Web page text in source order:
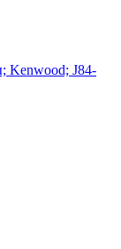
Kenwood; J84-